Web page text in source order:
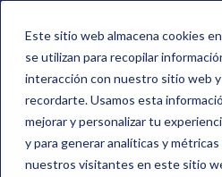
Este sitio web almacena cookies
se utilizan para recopilar
interacción con nuestro sitio web
recordarte. Usamos esta
mejorar y personalizar tu
y para generar analíticas y
nuestros visitantes en este sitio